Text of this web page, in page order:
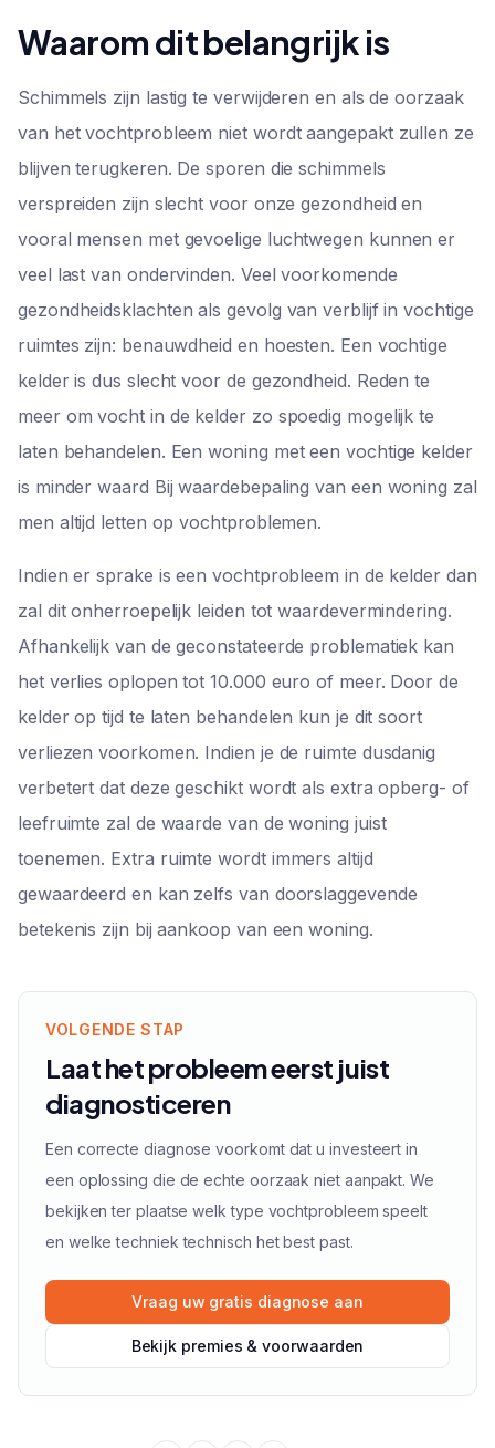
Waarom dit belangrijk is
Schimmels zijn lastig te verwijderen en als de oorzaak
van het vochtprobleem niet wordt aangepakt zullen ze
blijven terugkeren. De sporen die schimmels
verspreiden zijn slecht voor onze gezondheid en
vooral mensen met gevoelige luchtwegen kunnen er
veel last van ondervinden. Veel voorkomende
gezondheidsklachten als gevolg van verblijf in vochtige
ruimtes zijn: benauwdheid en hoesten. Een vochtige
kelder is dus slecht voor de gezondheid. Reden te
meer om vocht in de kelder zo spoedig mogelijk te
laten behandelen. Een woning met een vochtige kelder
is minder waard Bij waardebepaling van een woning zal
men altijd letten op vochtproblemen.
Indien er sprake is een vochtprobleem in de kelder dan
zal dit onherroepelijk leiden tot waardevermindering.
Afhankelijk van de geconstateerde problematiek kan
het verlies oplopen tot 10.000 euro of meer. Door de
kelder op tijd te laten behandelen kun je dit soort
verliezen voorkomen. Indien je de ruimte dusdanig
verbetert dat deze geschikt wordt als extra opberg- of
leefruimte zal de waarde van de woning juist
toenemen. Extra ruimte wordt immers altijd
gewaardeerd en kan zelfs van doorslaggevende
betekenis zijn bij aankoop van een woning.
VOLGENDE STAP
Laat het probleem eerst juist
diagnosticeren
Een correcte diagnose voorkomt dat u investeert in
een oplossing die de echte oorzaak niet aanpakt. We
bekijken ter plaatse welk type vochtprobleem speelt
en welke techniek technisch het best past.
Vraag uw gratis diagnose aan
Bekijk premies & voorwaarden